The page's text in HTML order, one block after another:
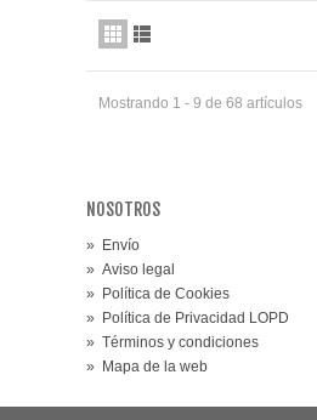
Mostrando 1 - 9 de 68 artículos
NOSOTROS
»
Envío
» Aviso legal
»
Política de Cookies
»
Política de Privacidad LOPD
» Términos y condiciones
»
Mapa de la web